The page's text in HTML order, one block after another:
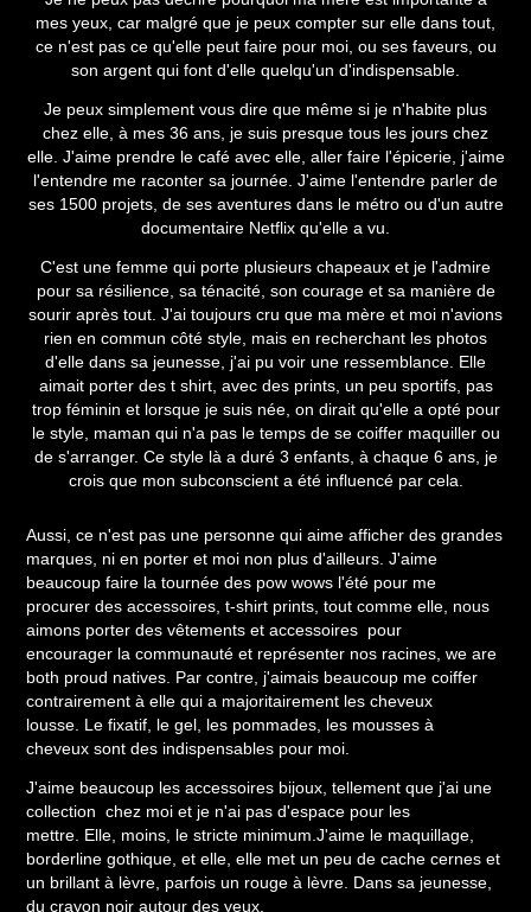
mes yeux, car malgré que je peux compter sur elle dans tout,
ce n'est pas ce qu'elle peut faire pour moi, ou ses faveurs, ou
son argent qui font d'elle quelqu'un d'indispensable.
Je peux simplement vous dire que même si je n'habite plus
chez elle, à mes 36 ans, je suis presque tous les jours chez
elle. J'aime prendre le café avec elle, aller faire l'épicerie, j'aime
l'entendre me raconter sa journée. J'aime l'entendre parler de
ses 1500 projets, de ses aventures dans le métro ou d'un autre
documentaire Netflix qu'elle a vu.
C'est une femme qui porte plusieurs chapeaux et je l'admire
pour sa résilience, sa ténacité, son courage et sa manière de
sourir après tout. J'ai toujours cru que ma mère et moi n'avions
rien en commun côté style, mais en recherchant les photos
d'elle dans sa jeunesse, j'ai pu voir une ressemblance. Elle
aimait porter des t shirt, avec des prints, un peu sportifs, pas
trop féminin et lorsque je suis née, on dirait qu'elle a opté pour
le style, maman qui n'a pas le temps de se coiffer maquiller ou
de s'arranger. Ce style là a duré 3 enfants, à chaque 6 ans, je
crois que mon subconscient a été influencé par cela.
Aussi, ce n'est pas une personne qui aime afficher des grandes
marques, ni en porter et moi non plus d'ailleurs. J'aime
beaucoup faire la tournée des pow wows l'été pour me
procurer des accessoires, t-shirt prints, tout comme elle, nous
aimons porter des vêtements et accessoires pour
encourager la communauté et représenter nos racines, we are
both proud natives. Par contre, j'aimais beaucoup me coiffer
contrairement à elle qui a majoritairement les cheveux
lousse. Le fixatif, le gel, les pommades, les mousses à
cheveux sont des indispensables pour moi.
J'aime beaucoup les accessoires bijoux, tellement que j'ai une
collection chez moi et je n'ai pas d'espace pour les
mettre. Elle, moins, le stricte minimum.J'aime le maquillage,
borderline gothique, et elle, elle met un peu de cache cernes et
un brillant à lèvre, parfois un rouge à lèvre. Dans sa jeunesse,
du crayon noir autour des yeux.